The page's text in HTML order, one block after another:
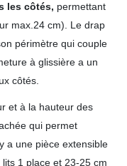
les côtés, permettant
max.24 cm). Le drap
périmètre qui couple
à glissière a un
côtés.
et à la hauteur des
qui permet
a une pièce extensible
1 place et 23-25 cm